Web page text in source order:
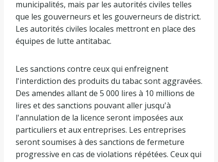
municipalités, mais par les autorités civiles telles
que les gouverneurs et les gouverneurs de district.
Les autorités civiles locales mettront en place des
équipes de lutte antitabac.
Les sanctions contre ceux qui enfreignent
l'interdiction des produits du tabac sont aggravées.
Des amendes allant de 5 000 lires à 10 millions de
lires et des sanctions pouvant aller jusqu'à
l'annulation de la licence seront imposées aux
particuliers et aux entreprises. Les entreprises
seront soumises à des sanctions de fermeture
progressive en cas de violations répétées. Ceux qui